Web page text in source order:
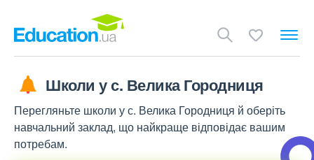
Школи у с. Велика Городниця
Перегляньте школи у с. Велика Городниця й оберіть
навчальний заклад, що найкраще відповідає вашим
потребам.